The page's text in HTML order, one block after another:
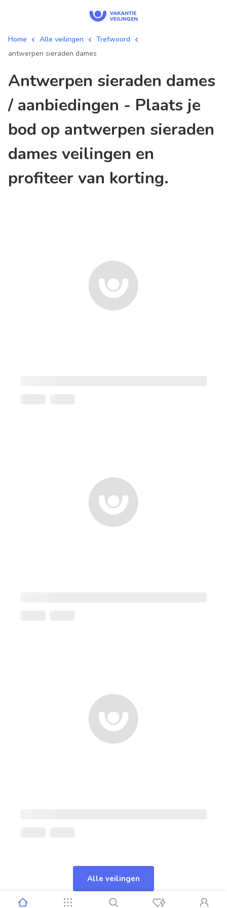
Home Alle veilingen
Trefwoord
antwerpen sieraden dames
antwerpen sieraden dames
/ aanbiedingen - Plaats je
bod op antwerpen sieraden
dames veilingen en
profiteer van korting.
Alle veilingen